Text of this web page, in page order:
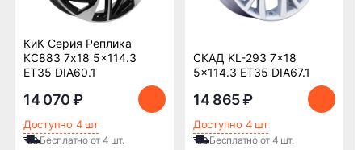
Доставка комплекта
(4 шт) шин или
дисков до терминала
транспортной
компании в Нижнем
Новгороде —
бесплатная
Бесплатно
дисков менее 4 шт
до терминала
транспортной
компании в Нижнем
Новгороде
500 ₽
КиК Серия Реплика
КС883 7x18 5x114.3
ET35 DIA60.1
14 070 ₽
Доступно 4 шт
Бесплатно от 4 шт.
СКАД KL-293 7x18
5x114.3 ET35 DIA67.1
14 865 ₽
Доступно 4 шт
Бесплатно от 4 шт.